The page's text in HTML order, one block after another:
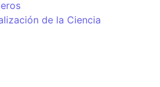
de la Ciencia